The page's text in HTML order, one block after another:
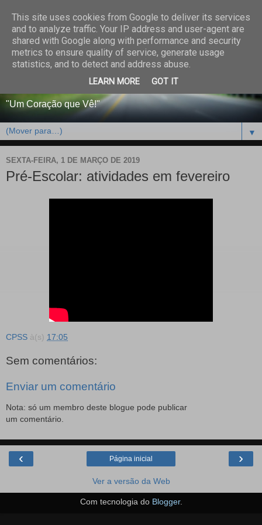
CENTRO PAROQUIAL E
SOCIAL DO SALVADOR
DE BEJA
"Um Coração que Vê!"
▼
SEXTA-FEIRA, 1 DE MARÇO DE 2019
Pré-Escolar: atividades em fevereiro
CPSS à(s) 17:05
Sem comentários:
Enviar um comentário
Nota: só um membro deste blogue pode publicar
um comentário.
‹ ›
Página inicial
Ver a versão da Web
Com tecnologia do Blogger.
This site uses cookies from Google to deliver its services
and to analyze traffic. Your IP address and user-agent are
shared with Google along with performance and security
metrics to ensure quality of service, generate usage
statistics, and to detect and address abuse.
LEARN MORE GOT IT